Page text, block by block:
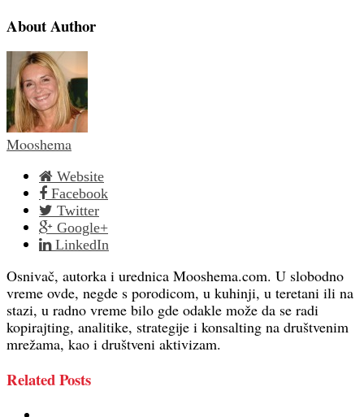
About Author
Mooshema
Website
Facebook
Twitter
Google+
LinkedIn
Osnivač, autorka i urednica Mooshema.com. U slobodno
vreme ovde, negde s porodicom, u kuhinji, u teretani ili na
stazi, u radno vreme bilo gde odakle može da se radi
kopirajting, analitike, strategije i konsalting na društvenim
mrežama, kao i društveni aktivizam.
Related Posts